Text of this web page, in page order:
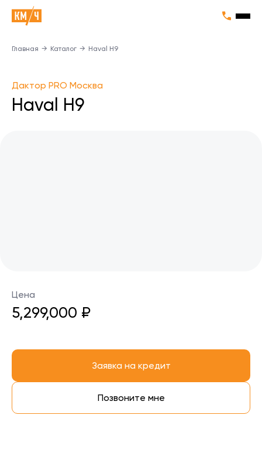
Главная → Каталог → Haval H9
Дактор PRO Москва
Haval H9
Цена
5,299,000 ₽
Заявка на кредит
Позвоните мне